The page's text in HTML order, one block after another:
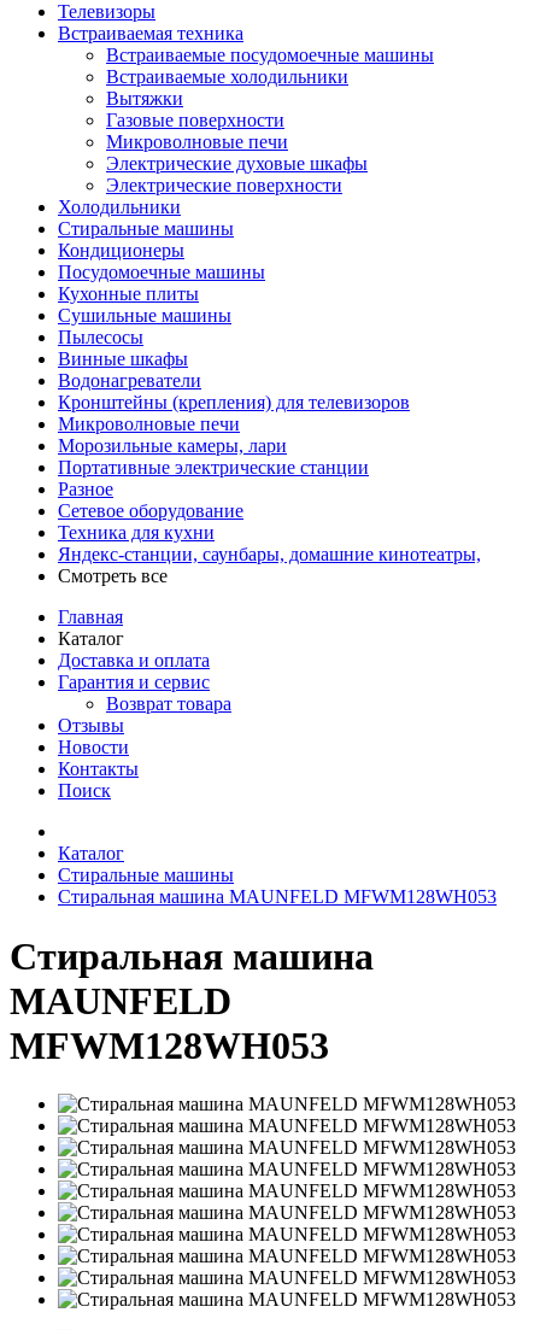
Телевизоры
Встраиваемая техника
Встраиваемые посудомоечные машины
Встраиваемые холодильники
Вытяжки
Газовые поверхности
Микроволновые печи
Электрические духовые шкафы
Электрические поверхности
Холодильники
Стиральные машины
Кондиционеры
Посудомоечные машины
Кухонные плиты
Сушильные машины
Пылесосы
Винные шкафы
Водонагреватели
Кронштейны (крепления) для телевизоров
Микроволновые печи
Морозильные камеры, лари
Портативные электрические станции
Разное
Сетевое оборудование
Техника для кухни
Яндекс-станции, саунбары, домашние кинотеатры,
Смотреть все
Главная
Каталог
Доставка и оплата
Гарантия и сервис
Возврат товара
Отзывы
Новости
Контакты
Поиск
Каталог
Стиральные машины
Стиральная машина MAUNFELD MFWM128WH053
Стиральная машина
MAUNFELD
MFWM128WH053